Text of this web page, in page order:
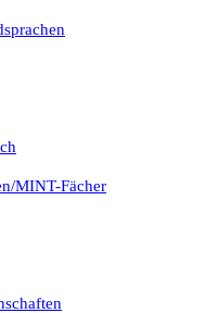
MINT-Fächer